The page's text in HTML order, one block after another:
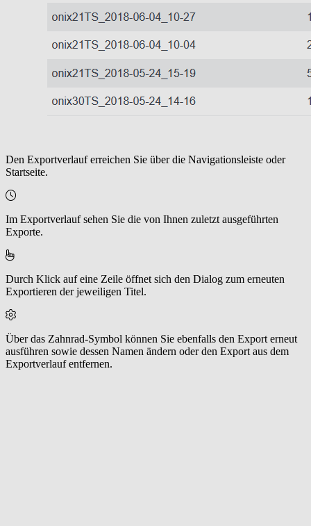
Den Exportverlauf erreichen Sie über die Navigationsleiste oder
Startseite.
Im Exportverlauf sehen Sie die von Ihnen zuletzt ausgeführten
Exporte.
Durch Klick auf eine Zeile öffnet sich den Dialog zum erneuten
Exportieren der jeweiligen Titel.
Über das Zahnrad-Symbol können Sie ebenfalls den Export erneut
ausführen sowie dessen Namen ändern oder den Export aus dem
Exportverlauf entfernen.